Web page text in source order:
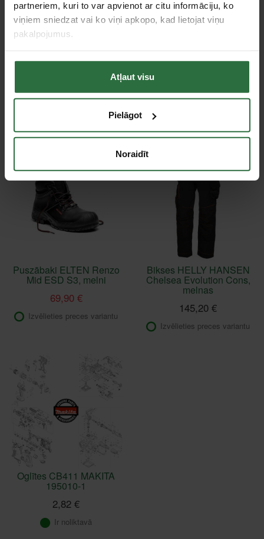
partneriem, kuri to var apvienot ar citu informāciju, ko
viņiem sniedzat vai ko viņi apkopo, kad lietojat viņu
pakalpojumus.
Atļaut visu
Pielāgot
Noraidīt
Sānu rokturis MAKITA
4,82 €
Patronas atslēga MAKITA
HP2050 8450, 13 mm
1,39 €
Puszābaki ELTEN Renzo
Mid ESD S3, melni
69,90 €
Izvēlieties preces variantu
Bikses HELLY HANSEN
Chelsea Evolution Cons,
melnas
145,20 €
Izvēlieties preces variantu
Oglītes CB411 MAKITA
195010-1
2,82 €
Ir noliktavā